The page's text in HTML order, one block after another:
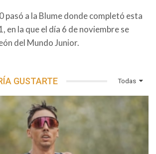
pasó a la Blume donde completó esta
en la que el día 6 de noviembre se
del Mundo Junior.
Todas
GUSTARTE